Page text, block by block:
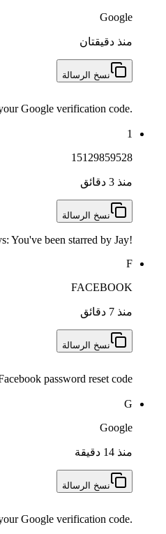
Google
منذ دقيقتان
نسخ الرسالة
Google verification code.
1
15129859528
منذ 3 دقائق
نسخ الرسالة
You've been starred by Jay!
F
FACEBOOK
منذ 7 دقائق
نسخ الرسالة
password reset code
G
Google
منذ 14 دقيقة
نسخ الرسالة
Google verification code.